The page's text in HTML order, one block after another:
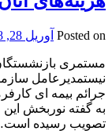
Posted on آوریل 28, 2018
مستمری
نیستمدیرعامل
جرائم بیمه ای
به گفته نوربخش این
تصویب رسیده